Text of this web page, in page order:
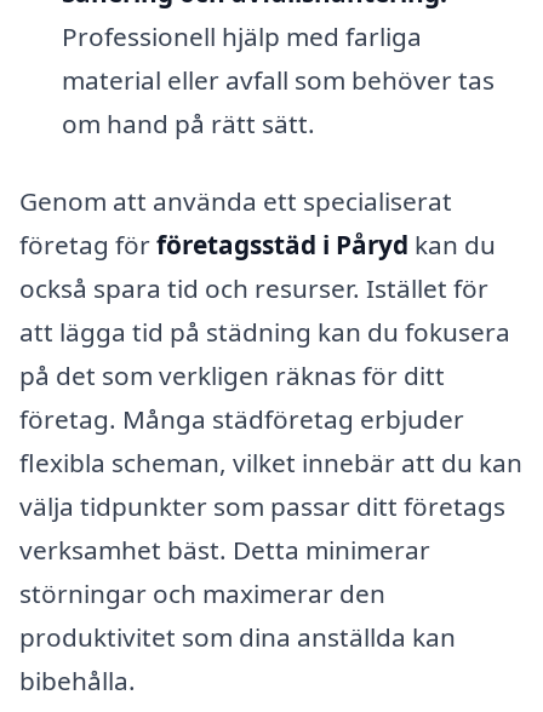
Professionell hjälp med farliga
material eller avfall som behöver tas
om hand på rätt sätt.
Genom att använda ett specialiserat
företag förföretagsstäd i Påryd kan du
också spara tid och resurser. Istället för
att lägga tid på städning kan du fokusera
på det som verkligen räknas för ditt
företag. Många städföretag erbjuder
flexibla scheman, vilket innebär att du kan
välja tidpunkter som passar ditt företags
verksamhet bäst. Detta minimerar
störningar och maximerar den
produktivitet som dina anställda kan
bibehålla.